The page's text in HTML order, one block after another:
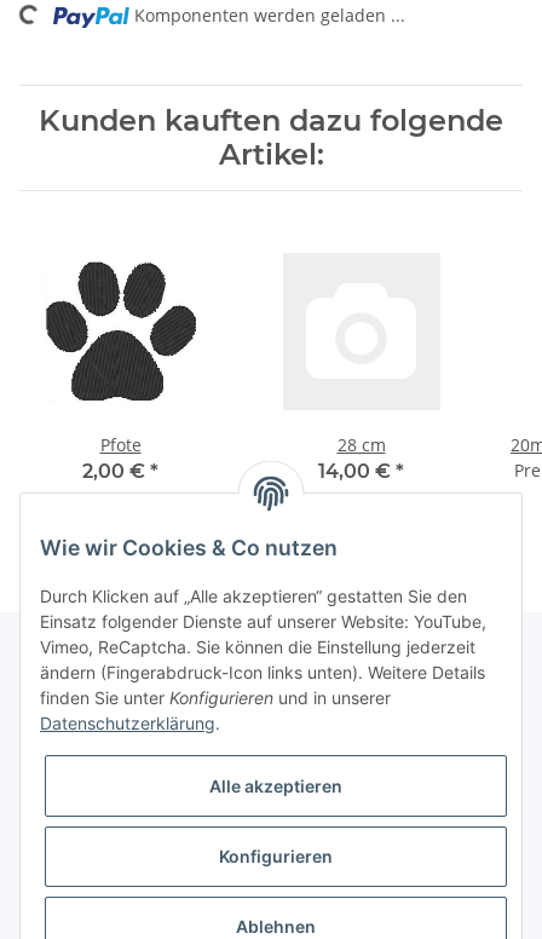
Komponenten werden geladen ...
Kunden kauften dazu folgende
Artikel:
Pfote
2,00 € *
28 cm
14,00 € *
Informationen
Galerie
* Keine Ausweisung der Mehrwertsteuer gemäß Klein-Unternehmer-Regelung.,
Wie wir Cookies & Co nutzen
Durch Klicken auf „Alle akzeptieren“ gestatten Sie den
Einsatz folgender Dienste auf unserer Website: YouTube,
Vimeo, ReCaptcha. Sie können die Einstellung jederzeit
ändern (Fingerabdruck-Icon links unten). Weitere Details
finden Sie unter Konfigurieren und in unserer
Datenschutzerklärung.
Alle akzeptieren
Konfigurieren
Ablehnen